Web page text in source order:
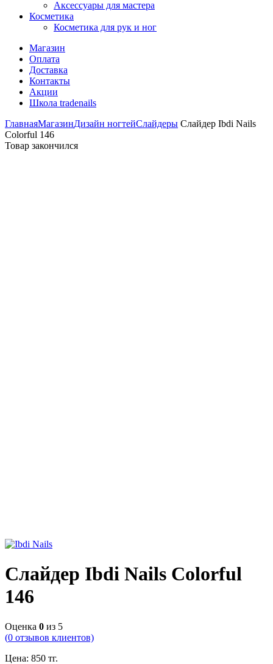
Аксессуары для мастера
Косметика
Косметика для рук и ног
Магазин
Оплата
Доставка
Контакты
Акции
Школа tradenails
ГлавнаяМагазинДизайн ногтейСлайдеры Слайдер Ibdi Nails
Colorful 146
Товар закончился
Слайдер Ibdi Nails Colorful
146
Оценка 0 из 5
(0 отзывов клиентов)
Цена: 850 тг.